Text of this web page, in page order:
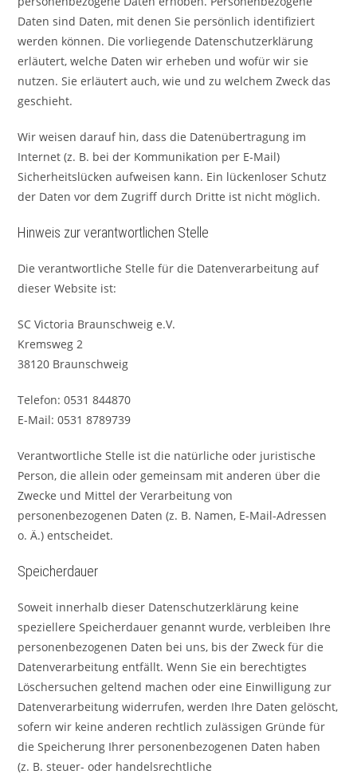
Daten sind Daten, mit denen Sie persönlich identifiziert
werden können. Die vorliegende Datenschutzerklärung
erläutert, welche Daten wir erheben und wofür wir sie
nutzen. Sie erläutert auch, wie und zu welchem Zweck das
geschieht.
Wir weisen darauf hin, dass die Datenübertragung im
Internet (z. B. bei der Kommunikation per E-Mail)
Sicherheitslücken aufweisen kann. Ein lückenloser Schutz
der Daten vor dem Zugriff durch Dritte ist nicht möglich.
Hinweis zur verantwortlichen Stelle
Die verantwortliche Stelle für die Datenverarbeitung auf
dieser Website ist:
SC Victoria Braunschweig e.V.
Kremsweg 2
38120 Braunschweig
Telefon: 0531 844870
E-Mail: 0531 8789739
Verantwortliche Stelle ist die natürliche oder juristische
Person, die allein oder gemeinsam mit anderen über die
Zwecke und Mittel der Verarbeitung von
personenbezogenen Daten (z. B. Namen, E-Mail-Adressen
o. Ä.) entscheidet.
Speicherdauer
Soweit innerhalb dieser Datenschutzerklärung keine
speziellere Speicherdauer genannt wurde, verbleiben Ihre
personenbezogenen Daten bei uns, bis der Zweck für die
Datenverarbeitung entfällt. Wenn Sie ein berechtigtes
Löschersuchen geltend machen oder eine Einwilligung zur
Datenverarbeitung widerrufen, werden Ihre Daten gelöscht,
sofern wir keine anderen rechtlich zulässigen Gründe für
die Speicherung Ihrer personenbezogenen Daten haben
(z. B. steuer- oder handelsrechtliche